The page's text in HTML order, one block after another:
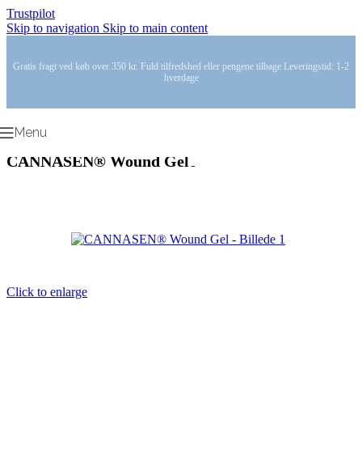
Trustpilot
Skip to navigation Skip to main content
Gratis fragt ved køb over 350 kr. Fuld tilfredshed eller pengene tilbage Leveringstid: 1-2
hverdage
Menu
CANNASEN® Wound Gel
Click to enlarge